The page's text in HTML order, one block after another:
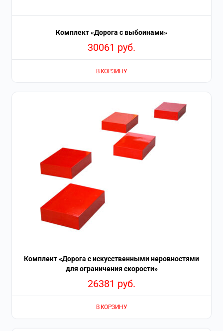
Комплект «Дорога с выбоинами»
30061 руб.
В КОРЗИНУ
Комплект «Дорога с искусственными неровностями
для ограничения скорости»
26381 руб.
В КОРЗИНУ